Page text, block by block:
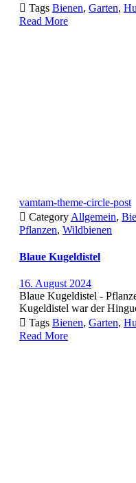
 Tags Bienen, Garten,
Read More
vamtam-theme-circle-post
 Category Allgemein,
Pflanzen, Wildbienen
Blaue Kugeldistel
16. August 2024
Blaue Kugeldistel -
Kugeldistel war der
 Tags Bienen, Garten,
Read More